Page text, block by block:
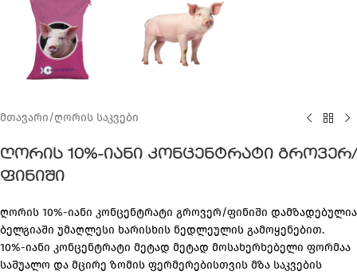
მთავარი/ღორის საკვები
ღორის 10%-იანი კონცენტრატი გროვერ/
ფინიში
ღორის 10%-იანი კონცენტრატი გროვერ/ფინიში დამზადებულია
ბელგიაში უმაღლესი ხარისხის ნედლეულის გამოყენებით.
10%-იანი კონცენტრატი მეტად მეტად მოსახერხებელი ფორმაა
საშუალო და მცირე ზომის ფერმერებისთვის მზა საკვების